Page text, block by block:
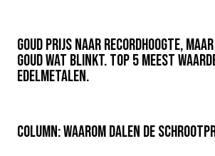
Goud prijs naar recordhoogte,
goud wat blinkt. Top 5 meest
edelmetalen.
COLUMN: Waarom dalen de